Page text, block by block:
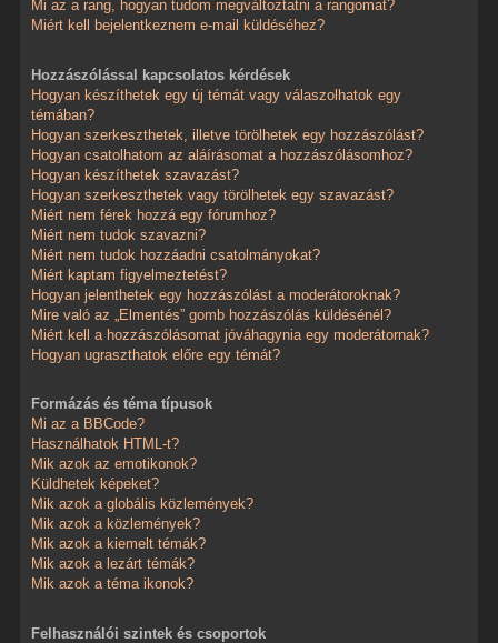
Mi az a rang, hogyan tudom megváltoztatni a rangomat?
Miért kell bejelentkeznem e-mail küldéséhez?
Hozzászólással kapcsolatos kérdések
Hogyan készíthetek egy új témát vagy válaszolhatok egy
témában?
Hogyan szerkeszthetek, illetve törölhetek egy hozzászólást?
Hogyan csatolhatom az aláírásomat a hozzászólásomhoz?
Hogyan készíthetek szavazást?
Hogyan szerkeszthetek vagy törölhetek egy szavazást?
Miért nem férek hozzá egy fórumhoz?
Miért nem tudok szavazni?
Miért nem tudok hozzáadni csatolmányokat?
Miért kaptam figyelmeztetést?
Hogyan jelenthetek egy hozzászólást a moderátoroknak?
Mire való az „Elmentés” gomb hozzászólás küldésénél?
Miért kell a hozzászólásomat jóváhagynia egy moderátornak?
Hogyan ugraszthatok előre egy témát?
Formázás és téma típusok
Mi az a BBCode?
Használhatok HTML-t?
Mik azok az emotikonok?
Küldhetek képeket?
Mik azok a globális közlemények?
Mik azok a közlemények?
Mik azok a kiemelt témák?
Mik azok a lezárt témák?
Mik azok a téma ikonok?
Felhasználói szintek és csoportok